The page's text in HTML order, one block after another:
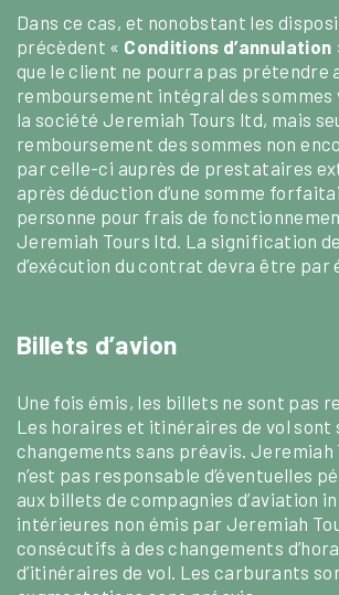
Dans ce cas, et nonobstant les
précèdent « Conditions d’annulation
que le client ne pourra pas prétendre
remboursement intégral des sommes
la société Jeremiah Tours ltd, mais
remboursement des sommes non
par celle-ci auprès de prestataires
après déduction d’une somme
personne pour frais de
Jeremiah Tours ltd. La signification
d’exécution du contrat devra être par
Billets d’avion
Une fois émis, les billets ne sont pas
Les horaires et itinéraires de vol sont
changements sans préavis. Jeremiah
n’est pas responsable d’éventuelles
aux billets de compagnies d’aviation
intérieures non émis par Jeremiah
consécutifs à des changements
d’itinéraires de vol. Les carburants